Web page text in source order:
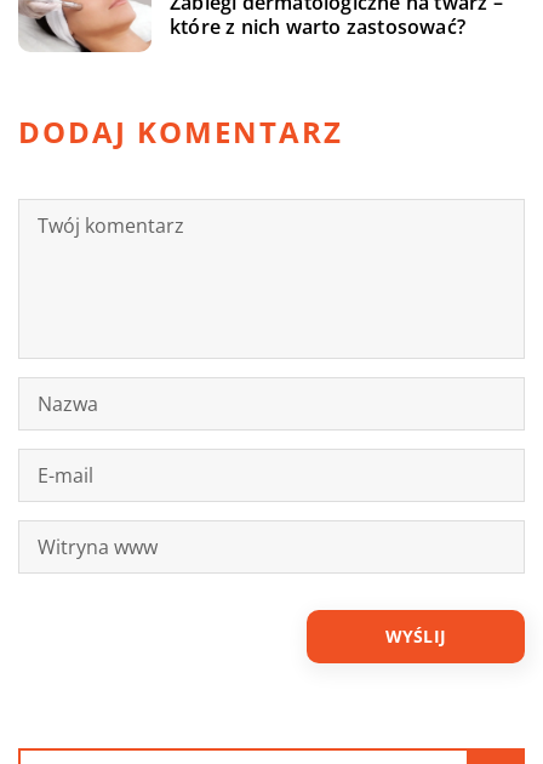
które z nich warto zastosować?
DODAJ KOMENTARZ